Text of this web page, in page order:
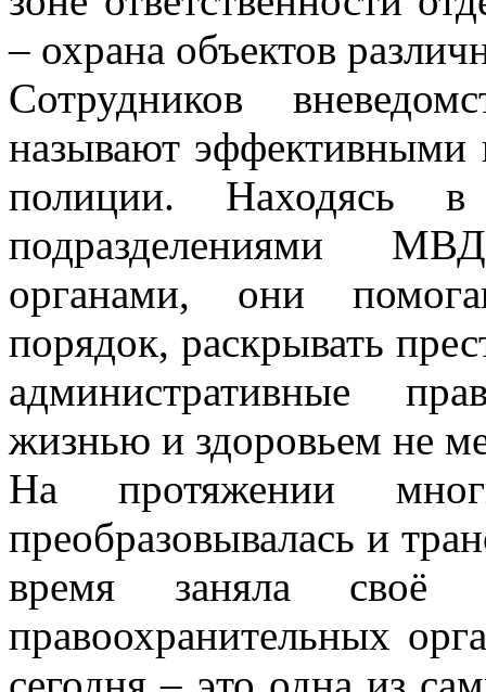
– охрана объектов
Сотрудников
называют
полиции. Находясь в
подразделениями
органами, они
порядок, раскрывать
административные
жизнью и здоровьем не
На протяжении
преобразовывалась и
время заняла своё
правоохранительных